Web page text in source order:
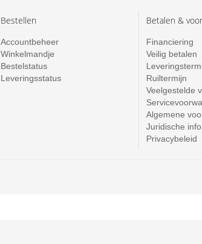
Bestellen
Accountbeheer
Winkelmandje
Bestelstatus
Leveringsstatus
Betalen &
Financiering
Veilig betalen
Ruiltermijn
Veelgestelde
Algemene
Juridische
Privacybeleid